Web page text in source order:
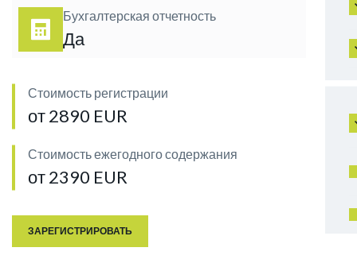
Бухгалтерская отчетность
Да
Стоимость регистрации
от 2890 EUR
Стоимость ежегодного содержания
от 2390 EUR
ЗАРЕГИСТРИРОВАТЬ